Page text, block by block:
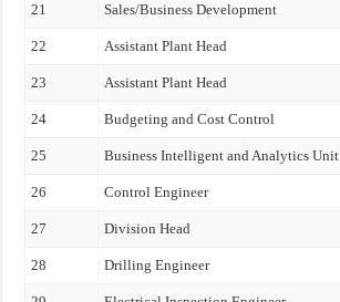
21 Sales/Business Development
22 Assistant Plant Head
23 Assistant Plant Head
24 Budgeting and Cost Control
25 Business Intelligent and Analytics Unit
26 Control Engineer
27 Division Head
28 Drilling Engineer